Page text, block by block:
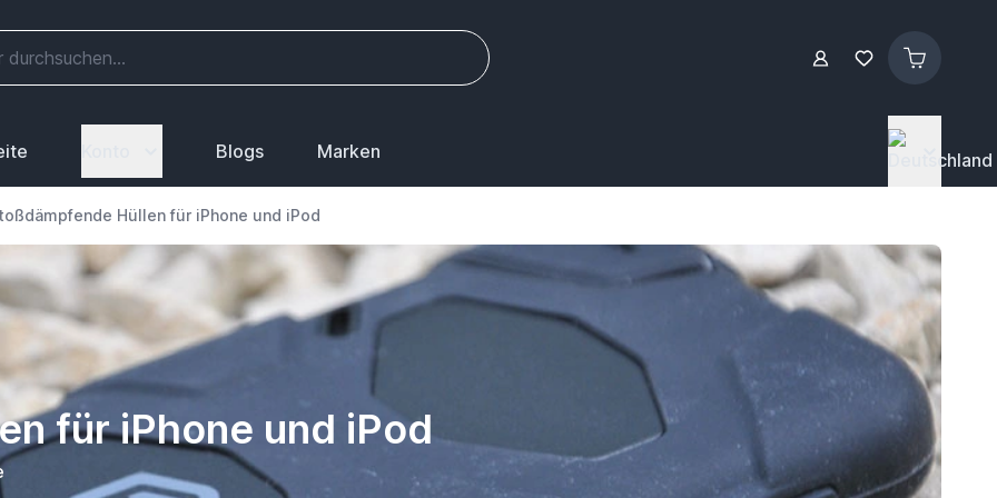
Blogs Marken
Hüllen für iPhone und iPod
für iPhone und iPod